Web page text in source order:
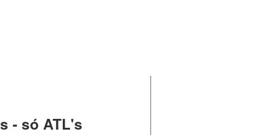
- só ATL's